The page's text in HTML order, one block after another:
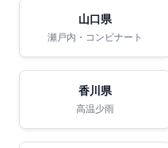
山口県
瀬戸内・コンビナート
香川県
高温少雨